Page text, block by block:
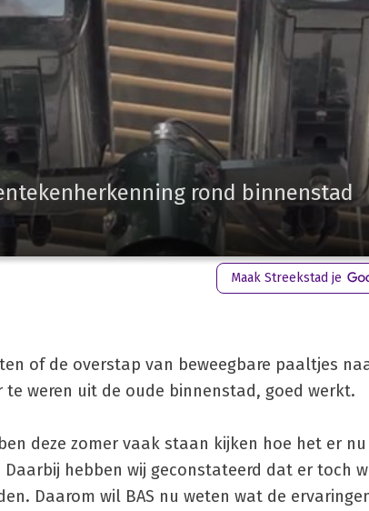
rond binnenstad
Maak Streekstad je
of de overstap van beweegbare paaltjes
weren uit de oude binnenstad, goed werkt.
deze zomer vaak staan kijken hoe het er
hebben wij geconstateerd dat er toch
Daarom wil BAS nu weten wat de